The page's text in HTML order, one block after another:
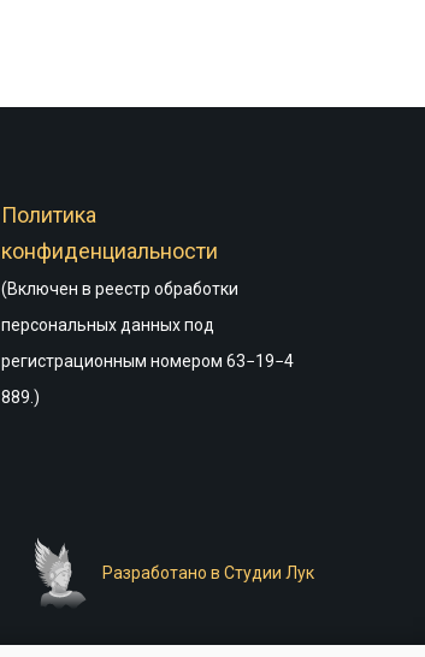
Политика
конфиденциальности
(Включен в реестр обработки
персональных данных под
регистрационным номером 63−19−4
889.)
Разработано в Студии Лук